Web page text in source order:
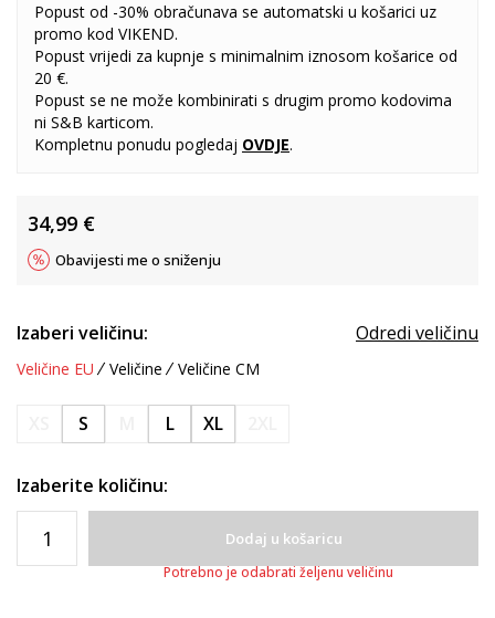
Popust od -30% obračunava se automatski u košarici uz
promo kod VIKEND.
Popust vrijedi za kupnje s minimalnim iznosom košarice od
20 €.
Popust se ne može kombinirati s drugim promo kodovima
ni S&B karticom.
Kompletnu ponudu pogledaj OVDJE.
34,99 €
Obavijesti me o sniženju
Izaberi veličinu: Odredi veličinu
Veličine EU Veličine Veličine CM
S L XL
Izaberite količinu:
Dodaj u košaricu
Potrebno je odabrati željenu veličinu